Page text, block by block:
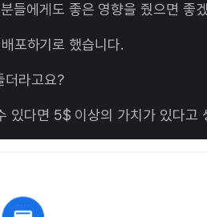
들에게도 좋은 영향을 줬으면 좋
포하기로 했습니다.
더라고요?
있다면 5$ 이상의 가치가 있다고